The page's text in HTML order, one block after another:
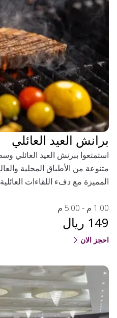
برانش العيد العائلي
استمتعوا ببرنش العيد العائلي
متنوعة من الأطباق المحلية
المميزة مع دفء اللقاءات
1:00 م - 5:00 م
149 ريال
احجز الان(OPENS IN A NEW TAB)